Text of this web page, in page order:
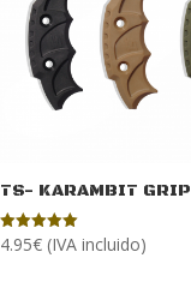
TS- KARAMBIT GRIP
Valorado
con
4.95€ (IVA incluido)